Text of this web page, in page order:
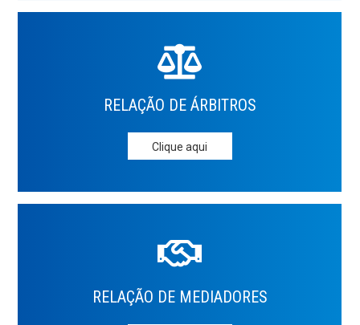
RELAÇÃO DE ÁRBITROS
Clique aqui
RELAÇÃO DE MEDIADORES